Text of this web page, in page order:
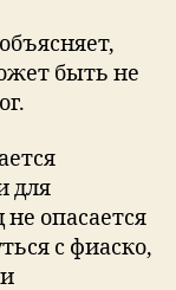
быть не
для
опасается
с фиаско,